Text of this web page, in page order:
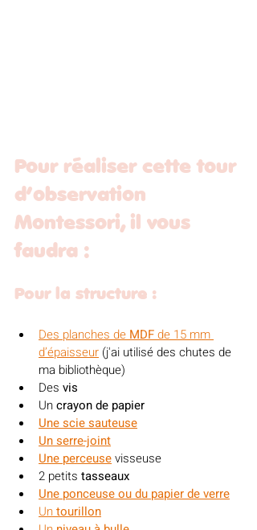
Pour réaliser cette tour
d’observation
Montessori, il vous
faudra :
Pour la structure :
Des planches de MDF de 15 mm
d’épaisseur (j'ai utilisé des chutes de
ma bibliothèque)
Des vis
Un crayon de papier
Une scie sauteuse
Un serre-joint
Une perceuse visseuse
2 petits tasseaux
Une ponceuse ou du papier de verre
Un tourillon